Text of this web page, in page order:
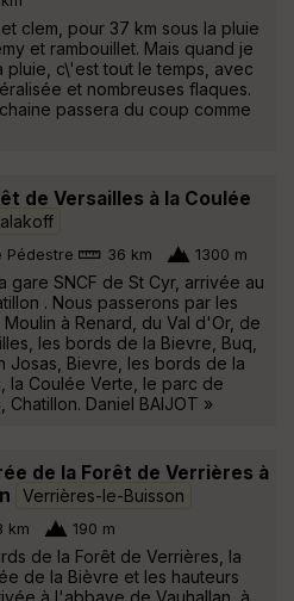
clem, pour 37 km sous la pluie
et rambouillet. Mais quand je
pluie, c\'est tout le temps, avec
et nombreuses flaques.
passera du coup comme
de Versailles à la Coulée
Pédestre 36 km 1300 m
gare SNCF de St Cyr, arrivée au
. Nous passerons par les
à Renard, du Val d'Or, de
les bords de la Bievre, Buq,
Josas, Bievre, les bords de la
la Coulée Verte, le parc de
Daniel BAIJOT »
de la Forêt de Verrières à
Verrières-le-Buisson
km 190 m
de la Forêt de Verrières, la
de la Bièvre et les hauteurs
à l'abbaye de Vauhallan, à